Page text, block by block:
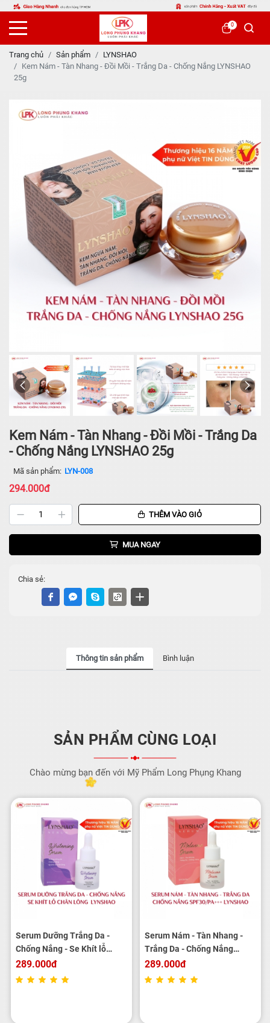
0
Trang chủ Sản phẩm
LYNSHAO
Kem Nám - Tàn Nhang - Đồi Mồi - Trắng Da - Chống Nắng LYNSHAO
25g
Kem Nám - Tàn Nhang - Đồi Mồi - Trắng Da
- Chống Nắng LYNSHAO 25g
Mã sản phẩm: LYN-008
294.000đ
THÊM VÀO GIỎ
MUA NGAY
Chia sẻ:
Thông tin sản phẩm Bình luận
SẢN PHẨM CÙNG LOẠI
Chào mừng bạn đến với Mỹ Phẩm Long Phụng Khang
Serum Dưỡng Trắng Da -
Chống Nắng - Se Khít lỗ
Chân Lông LYNSHAO 25ml
289.000đ
Serum Nám - Tàn Nhang -
Trắng Da - Chống Nắng
LYNSHAO 25ml
289.000đ